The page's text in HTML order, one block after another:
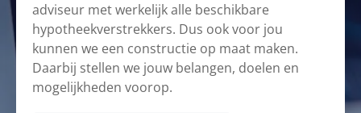
adviseur met werkelijk alle beschikbare
hypotheekverstrekkers. Dus ook voor jou
kunnen we een constructie op maat maken.
Daarbij stellen we jouw belangen, doelen en
mogelijkheden voorop.